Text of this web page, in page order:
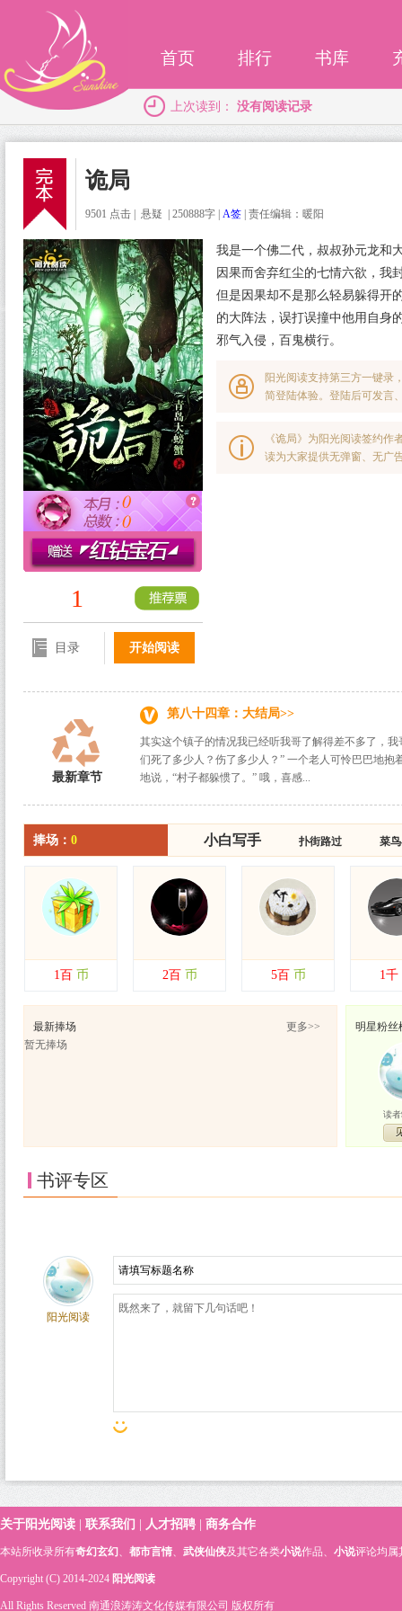
首页 排行 书库
上次读到： 没有阅读记录
诡局
9501 点击 | 悬疑 | 250888字 | A签 责任编辑：暖阳
0
0
1
目录 开始阅读
我是一个佛二代，叔叔孙元龙和
因果而舍弃红尘的七情六欲，我
但是因果却不是那么轻易躲得开
的大阵法，误打误撞中他用自身
邪气入侵，百鬼横行。
阳光阅读支持第三方一键录
简登陆体验。登陆后可发言
《诡局》为阳光阅读签约作
读为大家提供无弹窗、无广
最新章节
第八十四章：大结局>>
其实这个镇子的情况我已经听我哥了解得差不多了，
们死了多少人？伤了多少人？” 一个老人可怜巴巴地抱
地说，“村子都躲惯了。” 哦，喜感...
捧场： 0 小白写手 扑街路过 菜
小白写手 扑街路过 菜
1百 币 2百 币 5百 币 1千
最新捧场
更多>>
暂无捧场
明星粉丝
读者
书评专区
阳光阅读
关于阳光阅读 联系我们 人才招聘 商务合作
本站所收录所有奇幻玄幻 、 都市言情、 武侠仙侠及其它各类小说作品、 小说评论均属
Copyright (C) 2014-2024 阳光阅读
All Rights Reserved 南通浪涛涛文化传媒有限公司 版权所有